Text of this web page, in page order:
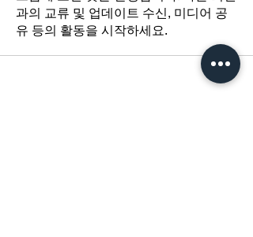
과의 교류 및 업데이트 수신, 미디어 공
유 등의 활동을 시작하세요.